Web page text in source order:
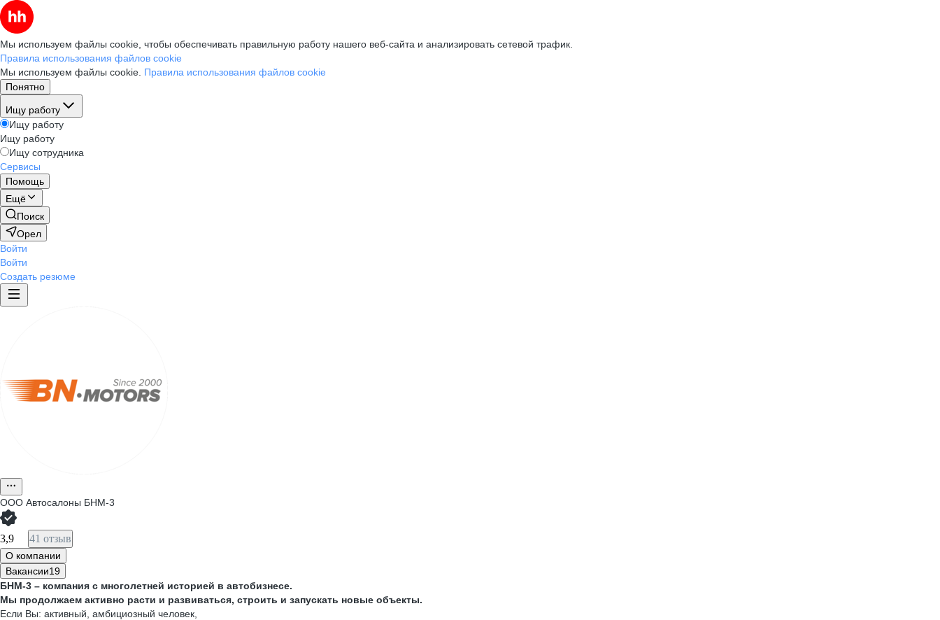
Мы используем файлы cookie, чтобы обеспечивать правильную работу нашего веб-сайта и анализировать сетевой трафик.
Правила использования файлов cookie
Мы используем файлы cookie. Правила использования файлов cookie
Понятно
Ищу работу
Ищу работу
Ищу работу
Ищу сотрудника
Сервисы
Помощь
Ещё
Поиск
Орел
Войти
Войти
Создать резюме
ООО Автосалоны БНМ-3
3,9 41 отзыв
О компании
Вакансии19
БНМ-3 – компания с многолетней историей в автобизнесе.
Мы продолжаем активно расти и развиваться, строить и запускать новые объекты.
Если Вы: активный, амбициозный человек,